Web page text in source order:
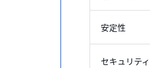
安定性
セキュリティ